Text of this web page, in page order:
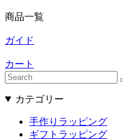
商品一覧
ガイド
カート
カテゴリー
手作りラッピング
ギフトラッピング